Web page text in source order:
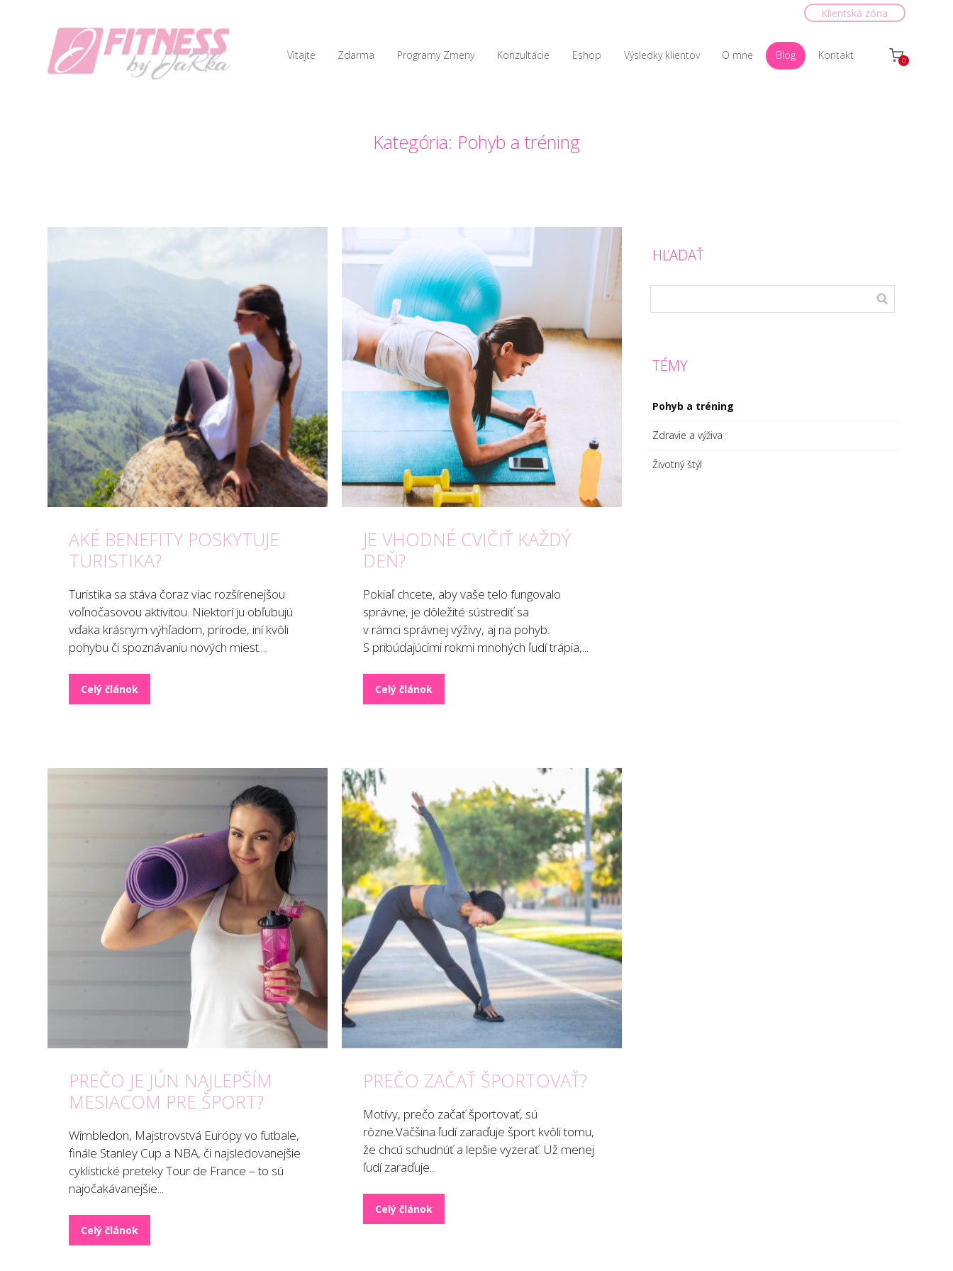
Klientská zóna
Vitajte Zdarma Programy Zmeny Konzultácie Eshop Výsledky klientov O mne Blog Kontakt 0
Kategória: Pohyb a tréning
AKÉ BENEFITY POSKYTUJE
TURISTIKA?
Turistika sa stáva čoraz viac rozšírenejšou
voľnočasovou aktivitou. Niektorí ju obľubujú
vďaka krásnym výhľadom, prírode, iní kvôli
pohybu či spoznávaniu nových miest....
Celý článok
JE VHODNÉ CVIČIŤ KAŽDÝ
DEŇ?
Pokiaľ chcete, aby vaše telo fungovalo
správne, je dôležité sústrediť sa
v rámci správnej výživy, aj na pohyb.
S pribúdajúcimi rokmi mnohých ľudí trápia,...
Celý článok
PREČO JE JÚN NAJLEPŠÍM
MESIACOM PRE ŠPORT?
Wimbledon, Majstrovstvá Európy vo futbale,
finále Stanley Cup a NBA, či najsledovanejšie
cyklistické preteky Tour de France – to sú
najočakávanejšie...
Celý článok
PREČO ZAČAŤ ŠPORTOVAŤ?
Motívy, prečo začať športovať, sú
rôzne.Väčšina ľudí zaraďuje šport kvôli tomu,
že chcú schudnúť a lepšie vyzerať. Už menej
ľudí zaraďuje...
Celý článok
HĽADAŤ
TÉMY
Pohyb a tréning
Zdravie a výživa
Životný štýl